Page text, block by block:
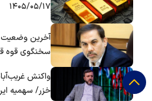
۱۴۰۵/۰۵/۱۷
آخرین وضعیت
سخنگوی قوه
واکنش
خزر/ سهمیه